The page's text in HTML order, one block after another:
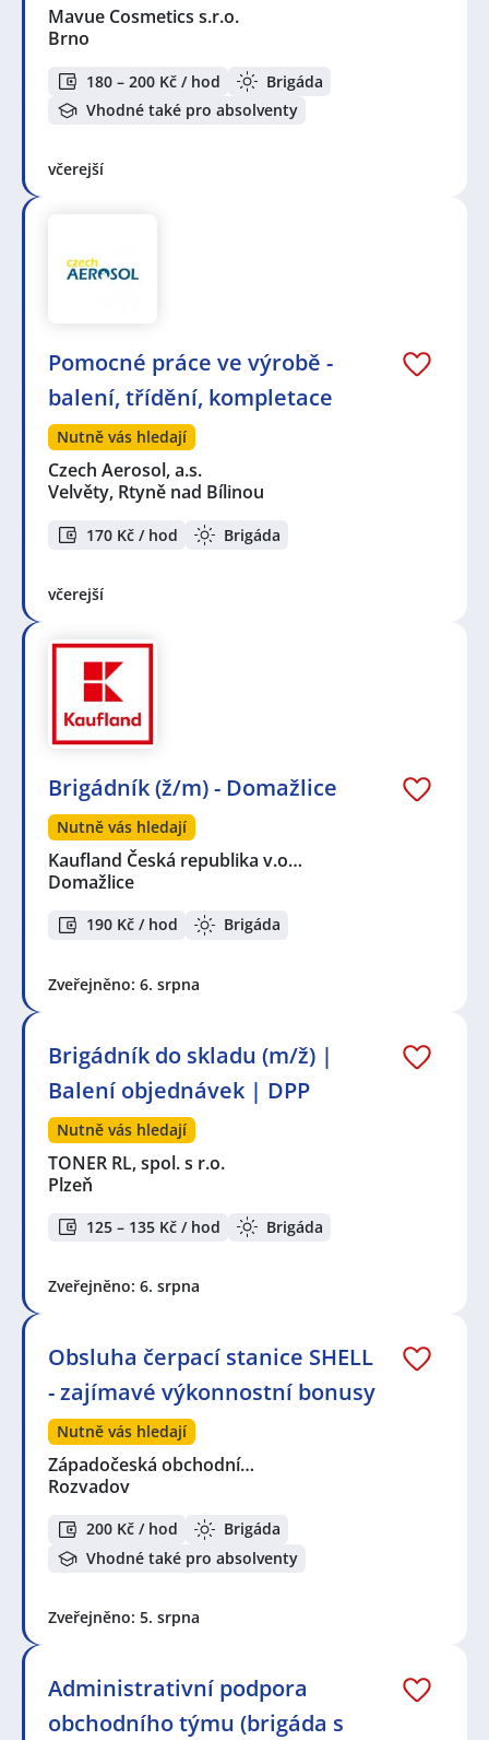
Mavue Cosmetics s.r.o.
Brno
180 – 200 Kč / hod
Brigáda
Vhodné také pro absolventy
včerejší
Pomocné práce ve výrobě -
balení, třídění, kompletace
Nutně vás hledají
Czech Aerosol, a.s.
Velvěty, Rtyně nad Bílinou
170 Kč / hod Brigáda
včerejší
Brigádník (ž/m) - Domažlice
Nutně vás hledají
Kaufland Česká republika v.o…
Domažlice
190 Kč / hod Brigáda
Zveřejněno: 6. srpna
Brigádník do skladu (m/ž) |
Balení objednávek | DPP
Nutně vás hledají
TONER RL, spol. s r.o.
Plzeň
125 – 135 Kč / hod Brigáda
Zveřejněno: 6. srpna
Obsluha čerpací stanice SHELL
- zajímavé výkonnostní bonusy
Nutně vás hledají
Západočeská obchodní…
Rozvadov
200 Kč / hod
Brigáda
Vhodné také pro absolventy
Zveřejněno: 5. srpna
Administrativní podpora
obchodního týmu (brigáda s